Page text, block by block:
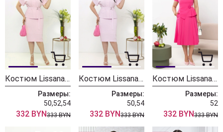
Костюм Lissana 4893/1
Размеры:
50,52,54
332 BYN333 BYN
Костюм Lissana 4893
Размеры:
50,54
332 BYN333 BYN
Костюм Lissana 4732 розовый
Размеры:
52
332 BYN333 BYN